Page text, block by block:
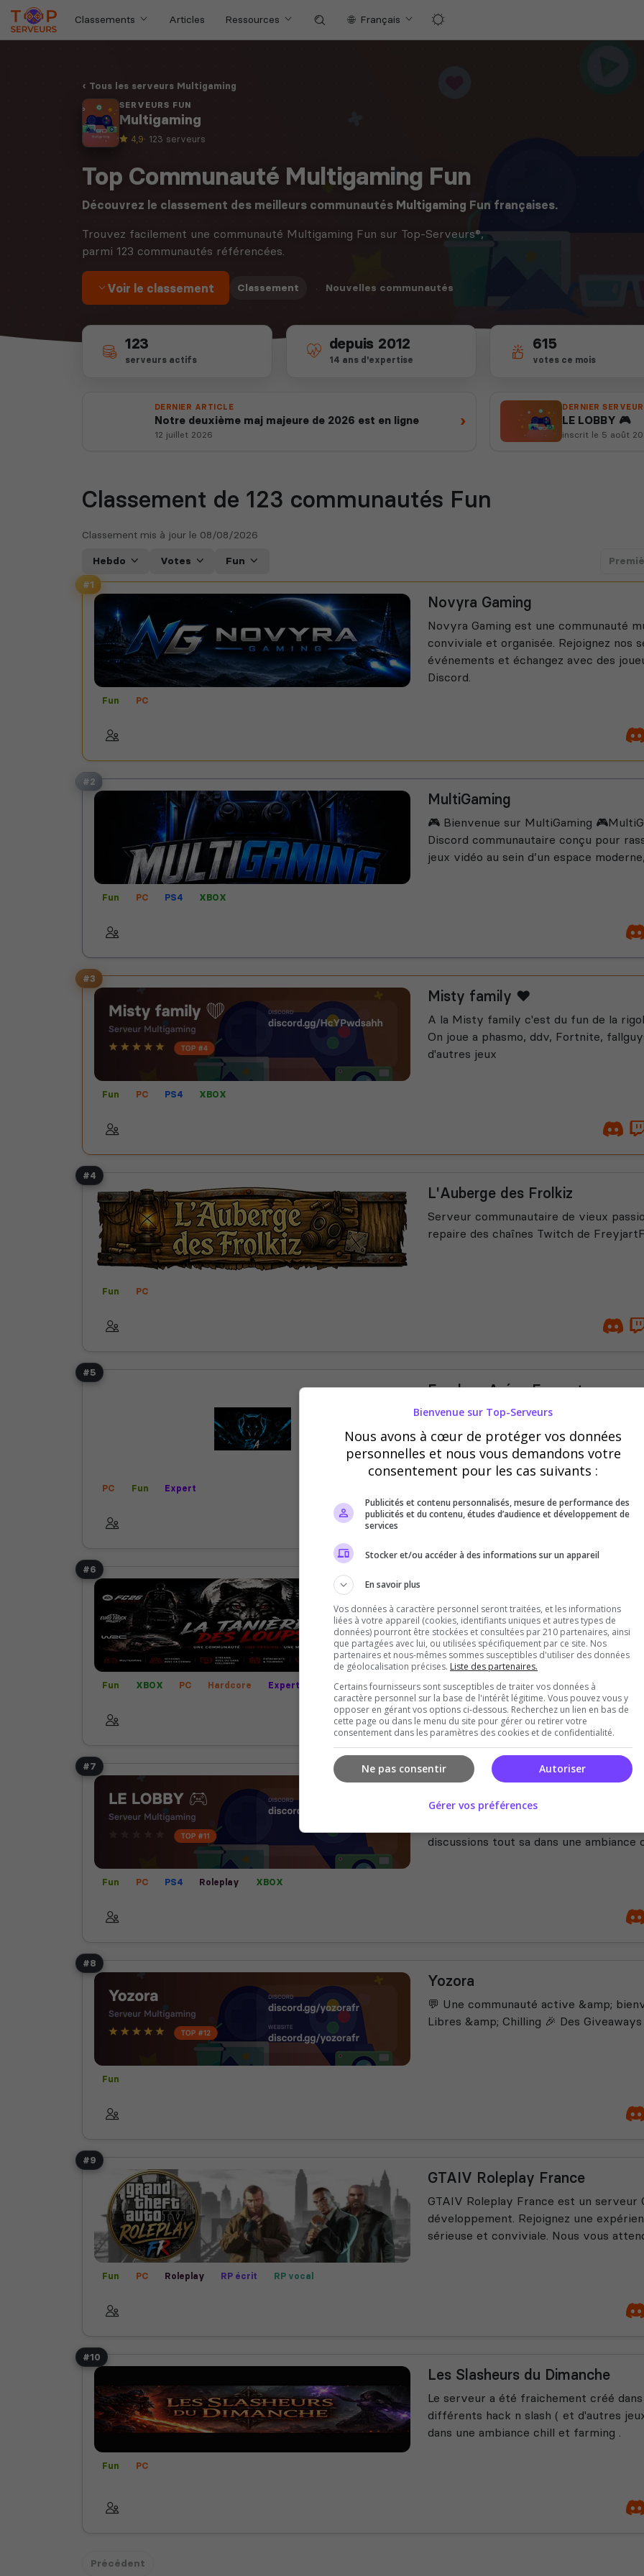
Classements Articles Ressources Français
Tous les serveurs Multigaming
SERVEURS FUN
Multigaming
4,9· 123 serveurs
Top Communauté Multigaming Fun
Découvrez le classement des meilleurs communautés Multigaming Fun françaises.
Trouvez facilement une communauté Multigaming Fun sur Top-Serveurs®,
parmi 123 communautés référencées.
Voir le classement Classement · Nouvelles communautés
123
serveurs actifs
depuis 2012
14 ans d'expertise
615
votes ce mois
DERNIER ARTICLE
Notre deuxième maj majeure de 2026 est en ligne
12 juillet 2026
›
DERNIER
LE LOBBY 🎮
inscrit le 5 août
Classement de 123 communautés Fun
Classement mis à jour le 08/08/2026
Hebdo Votes Fun
#1
Fun PC
Novyra Gaming
Novyra Gaming est une communauté
conviviale et organisée. Rejoignez nos
événements et échangez avec des
Discord.
#2
Fun PC PS4 XBOX
MultiGaming
🎮 Bienvenue sur MultiGaming
Discord communautaire conçu pour
jeux vidéo au sein d’un espace
#3
Fun PC PS4 XBOX
Misty family ❤️
A la Misty family c'est du fun de la
On joue a phasmo, ddv, Fortnite,
d'autres jeux
#4
Fun PC
L'Auberge des Frolkiz
Serveur communautaire de vieux
repaire des chaînes Twitch de
#5
PC Fun Expert
Fearless Aréna E-sport
𝗙𝗲𝗮𝗿𝗹𝗲𝘀𝘀 𝗔𝗿é𝗻𝗮 #𝗙𝗦𝗔⚔ Structure
1901🎯 Un projet véritable , construit
que des résultats
#6
Fun XBOX PC Hardcore Expert
Communauté Francophone, nous
WRC - F1 - COD - Fishing Planet -
On rigole, on rage, on s'amuse et on
jeu...
#7
Fun PC PS4 Roleplay XBOX
LE LOBBY 🎮
LE LOBBY est une communauté
passionnés de gaming, mangas,
discussions tout sa dans une ambiance
#8
Fun
Yozora
💬 Une communauté active &amp;
Libres &amp; Chilling 🎉 Des
#9
Fun PC Roleplay RP écrit RP vocal
GTAIV Roleplay France
GTAIV Roleplay France est un serveur
développement. Rejoignez une
sérieuse et conviviale. Nous vous
#10
Fun PC
Les Slasheurs du Dimanche
Le serveur a été fraichement créé
différents hack n slash ( et d'autres
dans une ambiance chill et farming .
Précédent
Bienvenue sur Top-Serveurs
Nous avons à cœur de protéger vos données
personnelles et nous vous demandons votre
consentement pour les cas suivants :
Publicités et contenu personnalisés, mesure de performance des
publicités et du contenu, études d’audience et développement de
services
Stocker et/ou accéder à des informations sur un appareil
En savoir plus
Vos données à caractère personnel seront traitées, et les informations
liées à votre appareil (cookies, identifiants uniques et autres types de
données) pourront être stockées et consultées par 210 partenaires, ainsi
que partagées avec lui, ou utilisées spécifiquement par ce site. Nos
partenaires et nous-mêmes sommes susceptibles d'utiliser des données
de géolocalisation précises. Liste des partenaires.
Certains fournisseurs sont susceptibles de traiter vos données à
caractère personnel sur la base de l'intérêt légitime. Vous pouvez vous y
opposer en gérant vos options ci-dessous. Recherchez un lien en bas de
cette page ou dans le menu du site pour gérer ou retirer votre
consentement dans les paramètres des cookies et de confidentialité.
Autoriser
Ne pas consentir
Gérer vos préférences